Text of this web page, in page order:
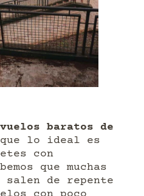
baratos de
lo ideal es
con
que muchas
salen de repente